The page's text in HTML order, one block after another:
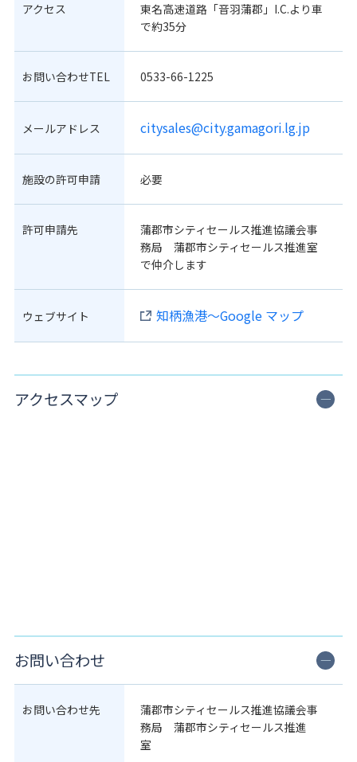
アクセス
東名高速道路「音羽蒲郡」I.C.より車
で約35分
お問い合わせTEL 0533-66-1225
メールアドレス citysales@city.gamagori.lg.jp
施設の許可申請 必要
許可申請先
蒲郡市シティセールス推進協議会事
務局 蒲郡市シティセールス推進室
で仲介します
ウェブサイト 知柄漁港～Google マップ
アクセスマップ
お問い合わせ
お問い合わせ先
蒲郡市シティセールス推進協議会事
務局 蒲郡市シティセールス推進
室